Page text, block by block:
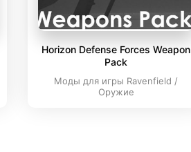
Horizon Defense Forces Weapon
Pack
Моды для игры Ravenfield /
Оружие